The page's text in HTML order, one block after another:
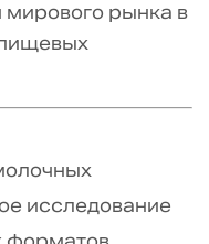
мирового рынка в
исследование